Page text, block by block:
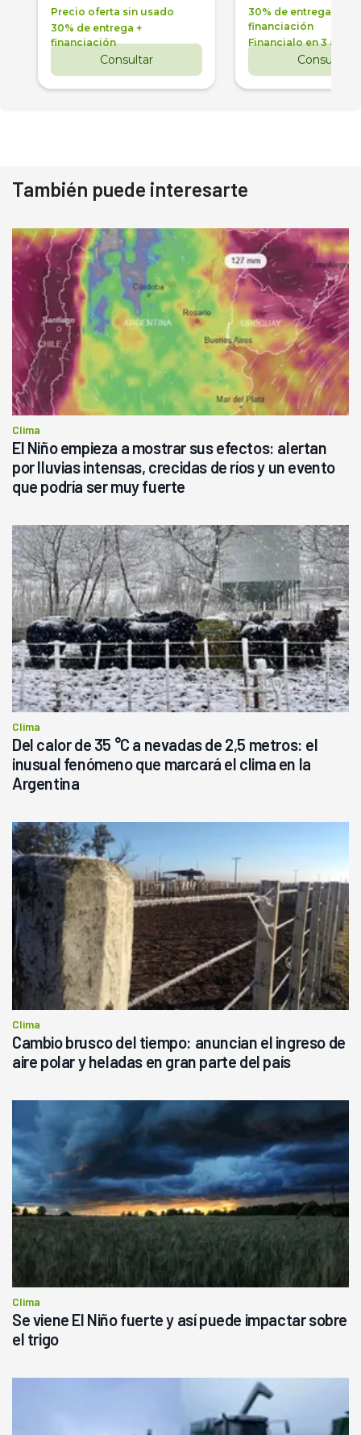
Precio oferta sin usado
30% de entrega +
financiación
Consultar
30% de entrega +
financiación
Financialo en 3 años
Consultar
También puede interesarte
Clima
El Niño empieza a mostrar sus efectos: alertan
por lluvias intensas, crecidas de ríos y un evento
que podría ser muy fuerte
Clima
Del calor de 35 °C a nevadas de 2,5 metros: el
inusual fenómeno que marcará el clima en la
Argentina
Clima
Cambio brusco del tiempo: anuncian el ingreso de
aire polar y heladas en gran parte del país
Clima
Se viene El Niño fuerte y así puede impactar sobre
el trigo